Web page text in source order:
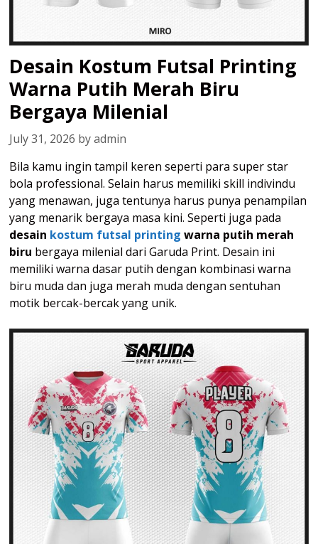
Desain Kostum Futsal Printing
Warna Putih Merah Biru
Bergaya Milenial
July 31, 2026 byadmin
Bila kamu ingin tampil keren seperti para super star
bola professional. Selain harus memiliki skill indivindu
yang menawan, juga tentunya harus punya penampilan
yang menarik bergaya masa kini. Seperti juga pada
desain kostum futsal printing warna putih merah
biru bergaya milenial dari Garuda Print. Desain ini
memiliki warna dasar putih dengan kombinasi warna
biru muda dan juga merah muda dengan sentuhan
motik bercak-bercak yang unik.